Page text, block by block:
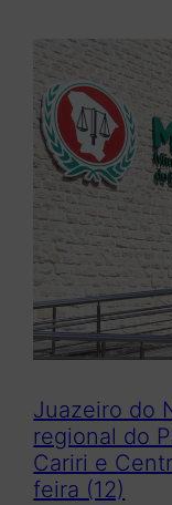
Juazeiro do
regional do
Cariri e
feira (12)